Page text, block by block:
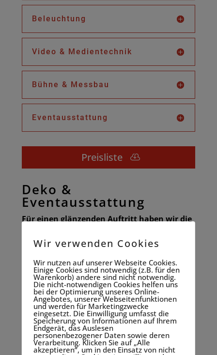
Beleuchtung
Video & Medientechnik
Bühne & Messbau
Eventausstattung
Preisliste
Deko &
Eventausstattung
Für einen glänzenden Auftritt haben wir die
Gerne liefern wir Ihnen neben den technischen
Geräten auch Dekoelemente wie
Teppichböden, Vorhänge oder Verkleidungen –
natürlich in zertifizierter Profiqualität!
Für Sie bietet dies den großen Vorteil, dass Sie
nur einen Ansprechpartner haben! Sie müssen
keine weiteren Gewerke koordinieren.
Gerne bieten wir Ihnen im persönlichem
Wir verwenden Cookies
Wir nutzen auf unserer Webseite Cookies.
Einige Cookies sind notwendig (z.B. für den
Warenkorb) andere sind nicht notwendig.
Die nicht-notwendigen Cookies helfen uns
bei der Optimierung unseres Online-
Angebotes, unserer Webseitenfunktionen
und werden für Marketingzwecke
eingesetzt. Die Einwilligung umfasst die
Speicherung von Informationen auf Ihrem
Endgerät, das Auslesen
personenbezogener Daten sowie deren
Verarbeitung. Klicken Sie auf „Alle
akzeptieren“, um in den Einsatz von nicht